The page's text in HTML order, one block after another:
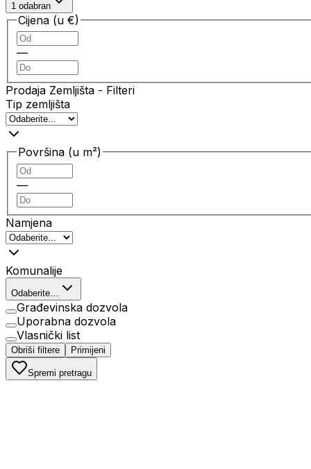
1 odabran
Cijena (u €)
—
Prodaja Zemljišta - Filteri
Tip zemljišta
Površina (u m²)
—
Namjena
Komunalije
Odaberite…
Građevinska dozvola
Uporabna dozvola
Vlasnički list
Obriši filtere Primijeni
Spremi pretragu